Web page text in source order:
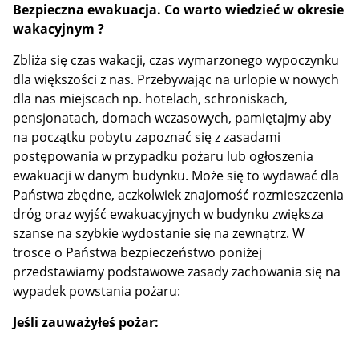
Bezpieczna ewakuacja. Co warto wiedzieć w okresie
wakacyjnym ?
Zbliża się czas wakacji, czas wymarzonego wypoczynku
dla większości z nas. Przebywając na urlopie w nowych
dla nas miejscach np. hotelach, schroniskach,
pensjonatach, domach wczasowych, pamiętajmy aby
na początku pobytu zapoznać się z zasadami
postępowania w przypadku pożaru lub ogłoszenia
ewakuacji w danym budynku. Może się to wydawać dla
Państwa zbędne, aczkolwiek znajomość rozmieszczenia
dróg oraz wyjść ewakuacyjnych w budynku zwiększa
szanse na szybkie wydostanie się na zewnątrz. W
trosce o Państwa bezpieczeństwo poniżej
przedstawiamy podstawowe zasady zachowania się na
wypadek powstania pożaru:
Jeśli zauważyłeś pożar: